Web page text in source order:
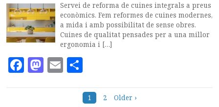
Servei de reforma de cuines integrals a preus
econòmics. Fem reformes de cuines modernes,
a mida i amb possibilitat de sense obres.
Cuines de qualitat pensades per a una millor
ergonomia i […]
Facebook
Mastodon
Email
1 2 Older ›